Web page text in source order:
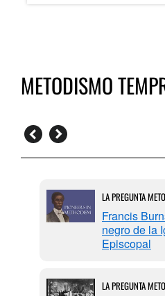
METODISMO
LA PREGUNTA
Francis
negro de la
Episcopal
LA PREGUNTA